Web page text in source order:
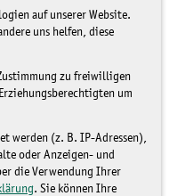
auf unserer Website.
uns helfen, diese
zu freiwilligen
um
werden (z. B. IP-Adressen),
oder Anzeigen- und
die Verwendung Ihrer
. Sie können Ihre
– Perlen